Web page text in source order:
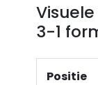
3-1
Positie